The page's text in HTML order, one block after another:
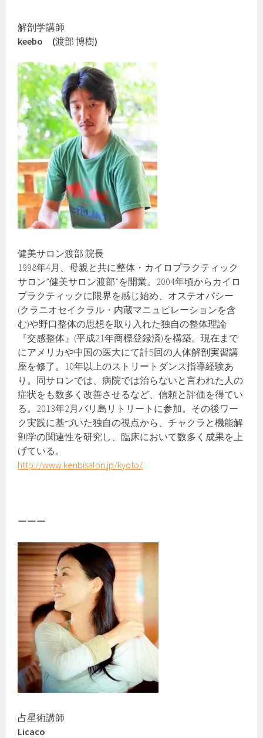
解剖学講師
keebo
(渡部 博樹)
健美サロン渡部 院長
1998年4月、母親と共に整体・カイロプラクティック
サロン”健美サロン渡部”を開業。2004年頃からカイロ
プラクティックに限界を感じ始め、オステオパシー
(クラニオセイクラル・内蔵マニュピレーションを含
む)や野口整体の思想を取り入れた独自の整体理論
『交感整体』(平成21年商標登録済)を構築。現在まで
にアメリカや中国の医大にて計5回の人体解剖実習講
座を修了。10年以上のストリートダンス指導経験あ
り。同サロンでは、病院では治らないと言われた人の
症状をも数多く改善させるなど、信頼と評価を得てい
る。2013年2月バリ島リトリートに参加。その後ワー
ク実践に基づいた独自の視点から、チャクラと機能解
剖学の関連性を研究し、臨床において数多く成果を上
げている。
http://www.kenbisalon.jp/kyoto/
ーーー
占星術講師
Licaco